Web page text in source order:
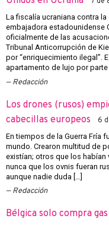
La fiscalía ucraniana contra
embajadora estadounidense
oficialmente de las
Tribunal Anticorrupción de
por “enriquecimiento ilegal”.
apartamento de lujo por parte
Redacción
Los drones (rusos)
cabecillas europeos
6
En tiempos de la Guerra Fría
mundo. Crearon multitud de
existían; otros que los
nunca que los ovnis fueran
aunque nadie duda […]
Redacción
Bélgica solo compra